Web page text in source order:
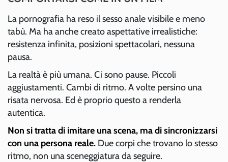
La pornografia ha reso il sesso anale visibile e meno
tabù. Ma ha anche creato aspettative irrealistiche:
resistenza infinita, posizioni spettacolari, nessuna
pausa.
La realtà è più umana. Ci sono pause. Piccoli
aggiustamenti. Cambi di ritmo. A volte persino una
risata nervosa. Ed è proprio questo a renderla
autentica.
Non si tratta di imitare una scena, ma di sincronizzarsi
con una persona reale. Due corpi che trovano lo stesso
ritmo, non una sceneggiatura da seguire.